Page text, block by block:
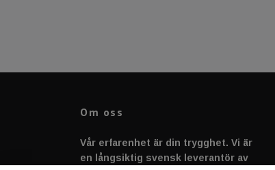
Om oss
Vår erfarenhet är din trygghet. Vi är
en långsiktig svensk leverantör av